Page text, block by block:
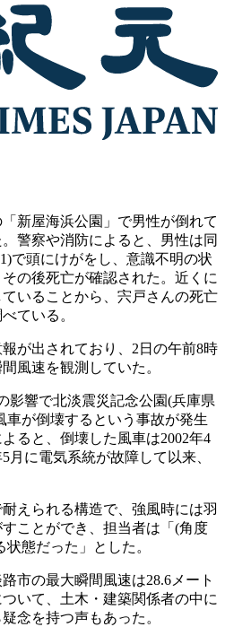
新屋海浜公園」で男性が倒れて
警察や消防によると、男性は同
で頭にけがをし、意識不明の状
の後死亡が確認された。近くに
いることから、宍戸さんの死亡
ている。
が出されており、2日の午前8時
風速を観測していた。
影響で北淡震災記念公園(兵庫県
車が倒壊するという事故が発生
ると、倒壊した風車は2002年4
月に電気系統が故障して以来、
えられる構造で、強風時には羽
ことができ、担当者は「(角度
態だった」とした。
市の最大瞬間風速は28.6メート
いて、土木・建築関係者の中に
念を持つ声もあった。